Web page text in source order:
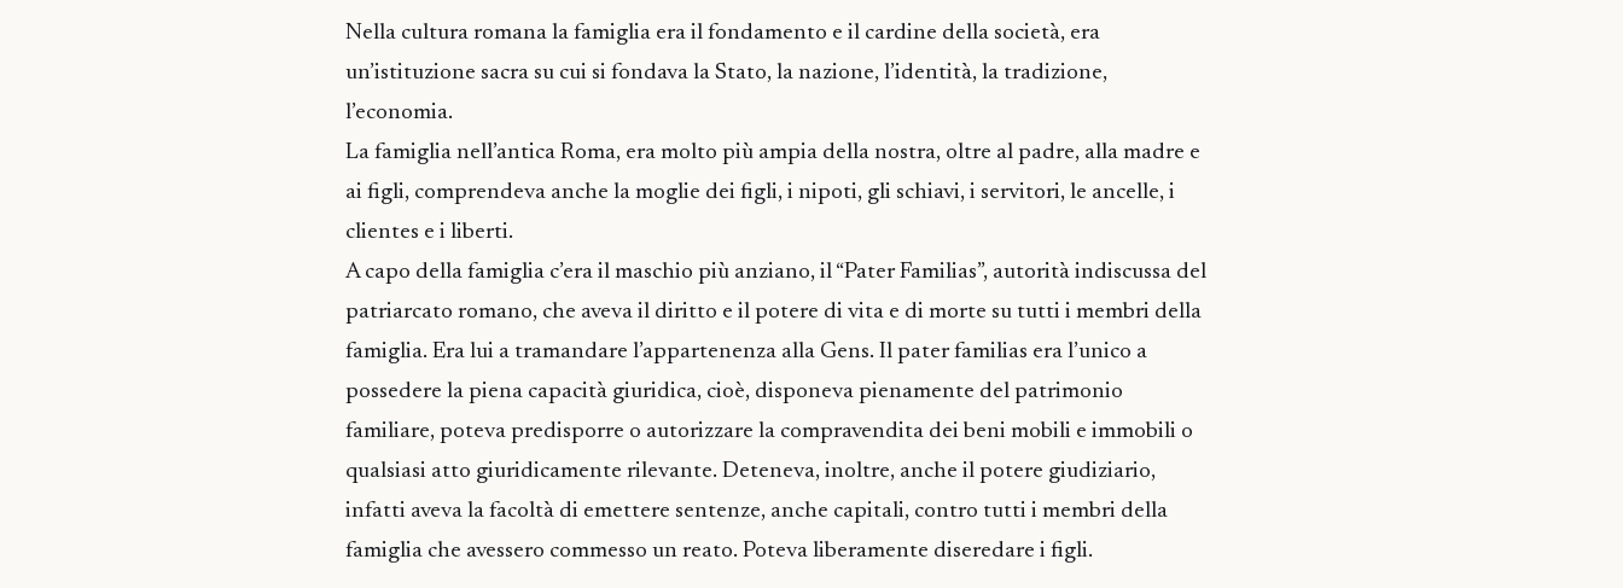
Nella cultura romana la famiglia era il fondamento e il cardine della società, era
un’istituzione sacra su cui si fondava la Stato, la nazione, l’identità, la tradizione,
l’economia.
La famiglia nell’antica Roma, era molto più ampia della nostra, oltre al padre, alla madre e
ai figli, comprendeva anche la moglie dei figli, i nipoti, gli schiavi, i servitori, le ancelle, i
clientes e i liberti.
A capo della famiglia c’era il maschio più anziano, il “Pater Familias”, autorità indiscussa del
patriarcato romano, che aveva il diritto e il potere di vita e di morte su tutti i membri della
famiglia. Era lui a tramandare l’appartenenza alla Gens. Il pater familias era l’unico a
possedere la piena capacità giuridica, cioè, disponeva pienamente del patrimonio
familiare, poteva predisporre o autorizzare la compravendita dei beni mobili e immobili o
qualsiasi atto giuridicamente rilevante. Deteneva, inoltre, anche il potere giudiziario,
infatti aveva la facoltà di emettere sentenze, anche capitali, contro tutti i membri della
famiglia che avessero commesso un reato. Poteva liberamente diseredare i figli.